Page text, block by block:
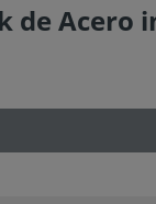
de Acero